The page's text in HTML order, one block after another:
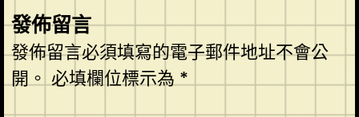
發佈留言
發佈留言必須填寫的電子郵件地址不會公
開。必填欄位標示為*